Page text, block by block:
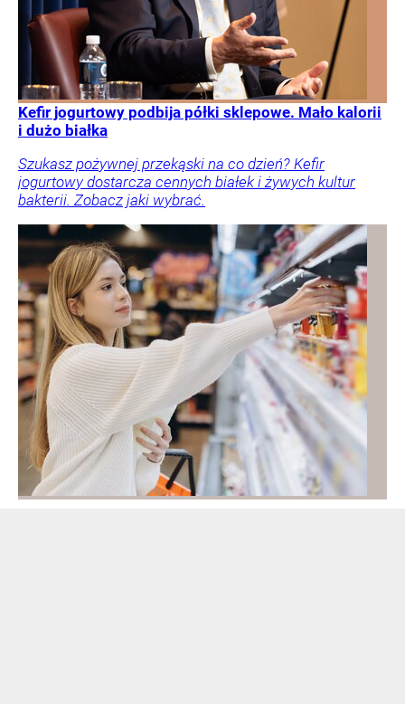
Kefir jogurtowy podbija półki sklepowe. Mało kalorii
i dużo białka
Szukasz pożywnej przekąski na co dzień? Kefir
jogurtowy dostarcza cennych białek i żywych kultur
bakterii. Zobacz jaki wybrać.